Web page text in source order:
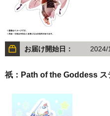
お届け開始日： 2024/
祇：Path of the Goddess ス